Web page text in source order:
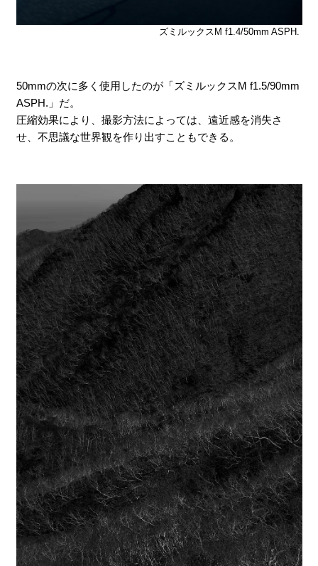
ズミルックスM f1.4/50mm ASPH.
50mmの次に多く使用したのが「ズミルックスM f1.5/90mm
ASPH.」だ。
圧縮効果により、撮影方法によっては、遠近感を消失さ
せ、不思議な世界観を作り出すこともできる。